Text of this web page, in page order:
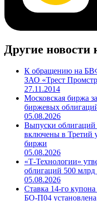
Другие новости
К обращению на
ЗАО «Трест
27.11.2014
Московская биржа
биржевых
05.08.2026
Выпуски
включены в Третий
биржи
05.08.2026
«Т-Технологии»
облигаций 500 млрд
05.08.2026
Ставка 14-го
БО-П04